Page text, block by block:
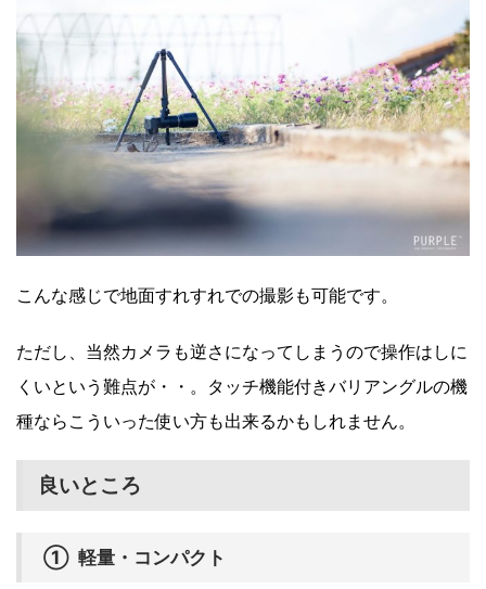
こんな感じで地面すれすれでの撮影も可能です。
ただし、当然カメラも逆さになってしまうので操作はしに
くいという難点が・・。タッチ機能付きバリアングルの機
種ならこういった使い方も出来るかもしれません。
良いところ
① 軽量・コンパクト